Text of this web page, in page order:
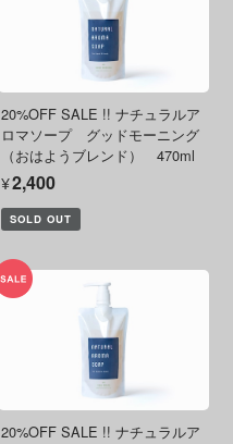
20%OFF SALE !! ナチュラルア
ロマソープ グッドモーニング
（おはようブレンド） 470ml
¥2,400
SOLD OUT
20%OFF SALE !! ナチュラルア